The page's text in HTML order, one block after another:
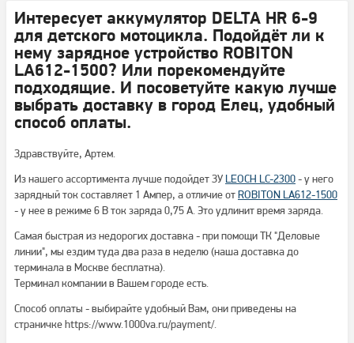
Интересует аккумулятор DELTA HR 6-9
для детского мотоцикла. Подойдёт ли к
нему зарядное устройство ROBITON
LA612-1500? Или порекомендуйте
подходящие. И посоветуйте какую лучше
выбрать доставку в город Елец, удобный
способ оплаты.
Здравствуйте, Артем.
Из нашего ассортимента лучше подойдет ЗУ LEOCH LC-2300- у него
зарядный ток составляет 1 Ампер, а отличие отROBITON LA612-1500
- у нее в режиме 6 В ток заряда 0,75 А. Это удлинит время заряда.
Самая быстрая из недорогих доставка - при помощи ТК "Деловые
линии", мы ездим туда два раза в неделю (наша доставка до
терминала в Москве бесплатна).
Терминал компании в Вашем городе есть.
Способ оплаты - выбирайте удобный Вам, они приведены на
страничке https://www.1000va.ru/payment/.